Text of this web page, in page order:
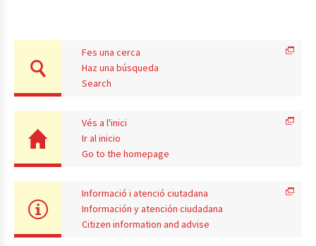
Fes una cerca
Haz una búsqueda
Search
Vés a l'inici
Ir al inicio
Go to the homepage
Informació i atenció ciutadana
Información y atención ciudadana
Citizen information and advise